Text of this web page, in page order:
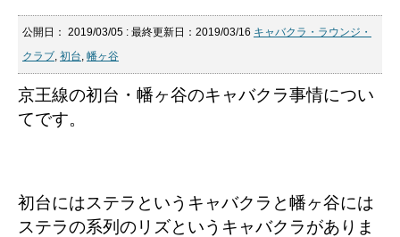
公開日： 2019/03/05 : 最終更新日：2019/03/16 キャバクラ・ラウンジ・
クラブ, 初台, 幡ヶ谷
京王線の初台・幡ヶ谷のキャバクラ事情につい
てです。
初台にはステラというキャバクラと幡ヶ谷には
ステラの系列のリズというキャバクラがありま